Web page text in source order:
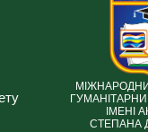
ІМЕНІ
СТЕПАНА